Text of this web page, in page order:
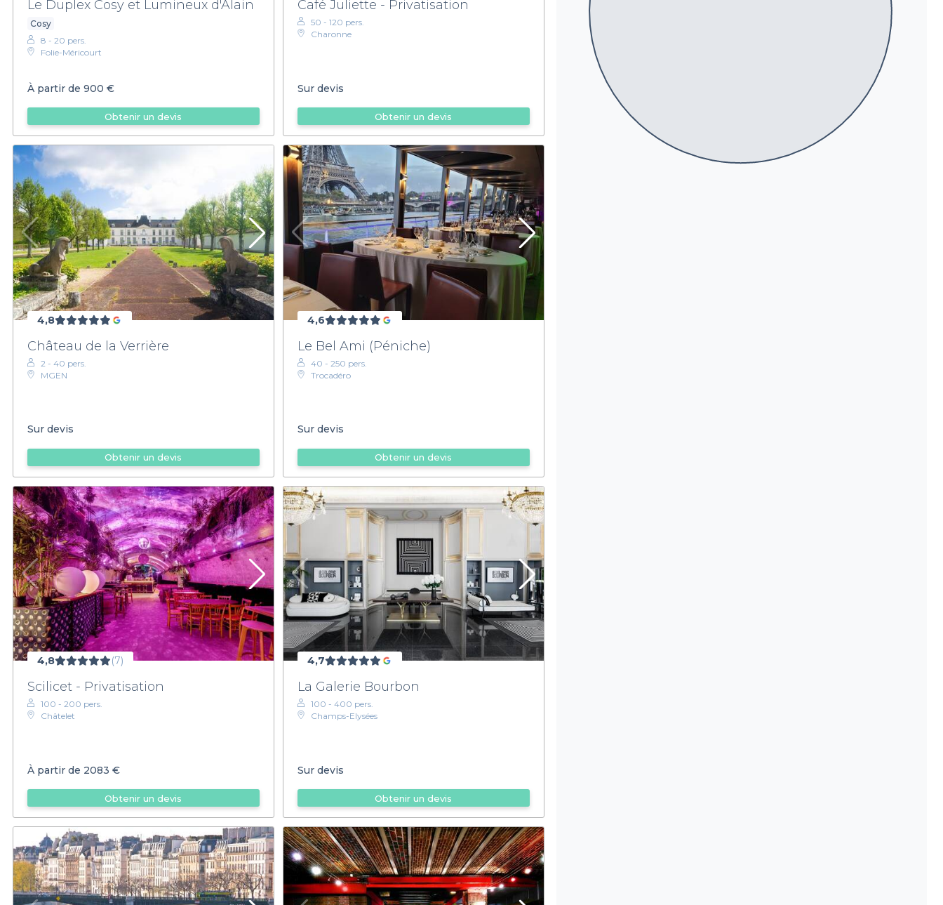
Le Duplex Cosy et Lumineux d'Alain
Cosy
8 - 20 pers.
Folie-Méricourt
À partir de 900 €
Obtenir un devis
Café Juliette - Privatisation
50 - 120 pers.
Charonne
Sur devis
Obtenir un devis
4,8
Château de la Verrière
2 - 40 pers.
MGEN
Sur devis
Obtenir un devis
4,6
Le Bel Ami (Péniche)
40 - 250 pers.
Trocadéro
Sur devis
Obtenir un devis
4,8 (7)
Scilicet - Privatisation
100 - 200 pers.
Châtelet
À partir de 2083 €
Obtenir un devis
4,7
La Galerie Bourbon
100 - 400 pers.
Champs-Elysées
Sur devis
Obtenir un devis